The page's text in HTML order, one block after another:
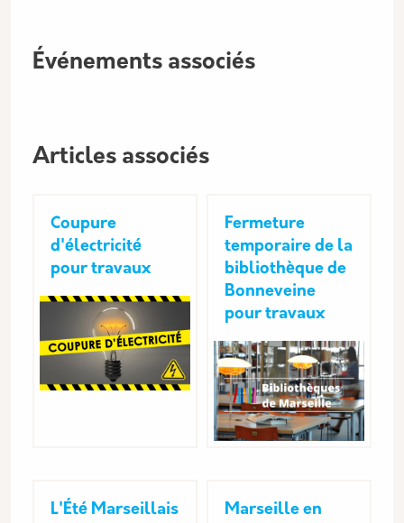
Événements associés
Articles associés
Coupure
d'électricité
pour travaux
Fermeture
temporaire de la
bibliothèque de
Bonneveine
pour travaux
L'Été Marseillais
Marseille en